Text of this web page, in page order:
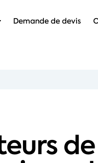
Demande de devis